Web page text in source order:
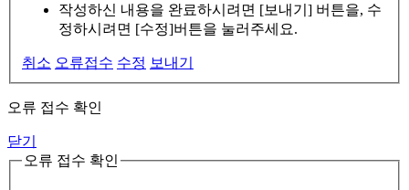
작성하신 내용을 완료하시려면 [보내기] 버튼을, 수
정하시려면 [수정]버튼을 눌러주세요.
취소 오류접수 수정 보내기
오류 접수 확인
닫기
오류 접수 확인